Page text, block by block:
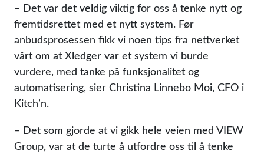
– Det var det veldig viktig for oss å tenke nytt og
fremtidsrettet med et nytt system. Før
anbudsprosessen fikk vi noen tips fra nettverket
vårt om at Xledger var et system vi burde
vurdere, med tanke på funksjonalitet og
automatisering, sier Christina Linnebo Moi, CFO i
Kitch’n.
– Det som gjorde at vi gikk hele veien med VIEW
Group, var at de turte å utfordre oss til å tenke